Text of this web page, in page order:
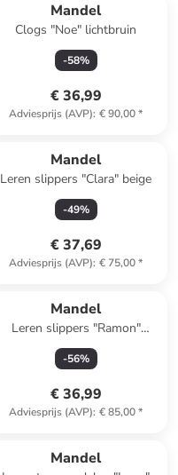
Mandel
Clogs "Noe" lichtbruin
-58%
€ 36,99
Adviesprijs (AVP): € 90,00*
Mandel
Leren slippers "Clara" beige
-49%
€ 37,69
Adviesprijs (AVP): € 75,00*
Mandel
Leren slippers "Ramon"
lichtbruin
-56%
€ 36,99
Adviesprijs (AVP): € 85,00*
Mandel